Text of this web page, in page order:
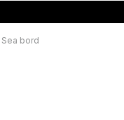
bord